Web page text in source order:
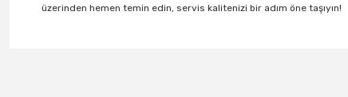
üzerinden hemen temin edin, servis kalitenizi bir adım öne taşıyın!